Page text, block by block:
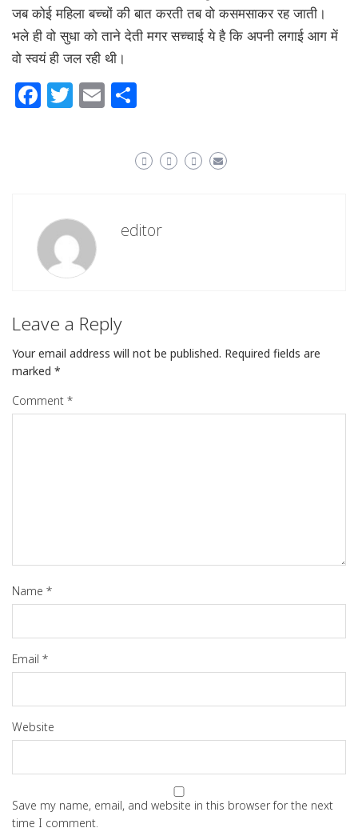
जब कोई महिला बच्चों की बात करती तब वो कसमसाकर रह जाती।
भले ही वो सुधा को ताने देती मगर सच्चाई ये है कि अपनी लगाई आग में
वो स्वयं ही जल रही थी।
Facebook
Twitter
Email
editor
Leave a Reply
Your email address will not be published. Required fields are
marked *
Comment *
Name *
Email *
Website
Save my name, email, and website in this browser for the next
time I comment.